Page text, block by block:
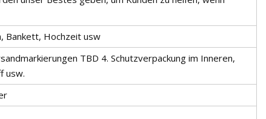
Bankett, Hochzeit usw
TBD 4. Schutzverpackung im Inneren,
usw.